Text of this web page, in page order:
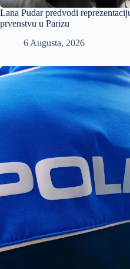
Lana Pudar predvodi
prvenstvu u Parizu
6 Augusta, 2026